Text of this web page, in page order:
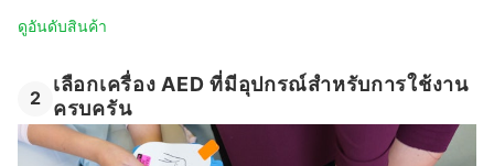
ดูอันดับสินค้า
2
เลือกเครื่อง AED ที่มีอุปกรณ์สำหรับการใช้งาน
ครบครัน